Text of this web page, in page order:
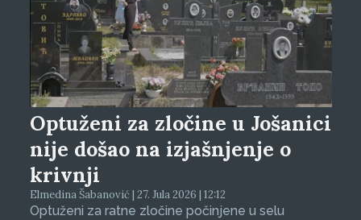
Optuženi za zločine u Jošanici
nije došao na izjašnjenje o
krivnji
Elmedina Šabanović | 27. Jula 2026 | 12:12
Optuženi za ratne zločine počinjene u selu